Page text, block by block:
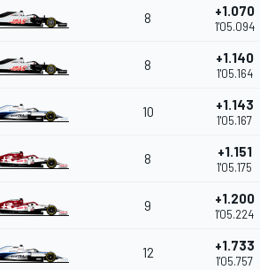
8 +1.070
1'05.094
8 +1.140
1'05.164
10 +1.143
1'05.167
8 +1.151
1'05.175
9 +1.200
1'05.224
12 +1.733
1'05.757